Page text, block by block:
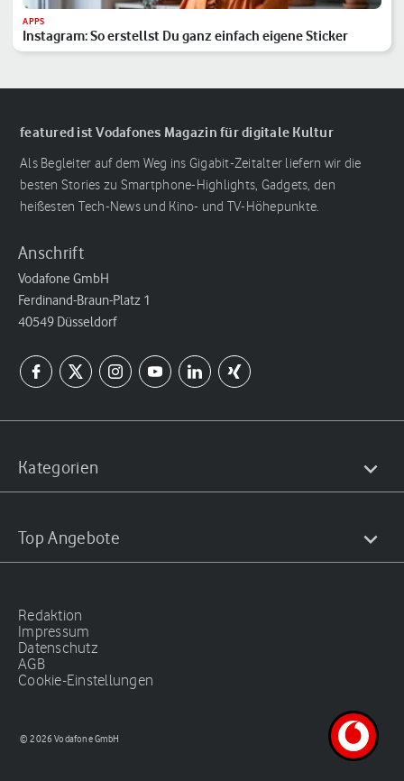
APPS
Instagram: So erstellst Du ganz einfach eigene Sticker
featured ist Vodafones Magazin für digitale Kultur
Als Begleiter auf dem Weg ins Gigabit-Zeitalter liefern wir die
besten Stories zu Smartphone-Highlights, Gadgets, den
heißesten Tech-News und Kino- und TV-Höhepunkte.
Anschrift
Vodafone GmbH
Ferdinand-Braun-Platz 1
40549 Düsseldorf
Kategorien
Top Angebote
Redaktion
Impressum
Datenschutz
AGB
Cookie-Einstellungen
© 2026 Vodafone GmbH